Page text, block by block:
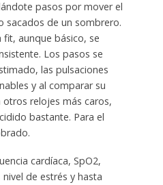
pasos por mover el
sacados de un sombrero.
aunque básico, se
Los pasos se
las pulsaciones
y al comparar su
relojes más caros,
bastante. Para el
cardíaca, SpO2,
de estrés y hasta